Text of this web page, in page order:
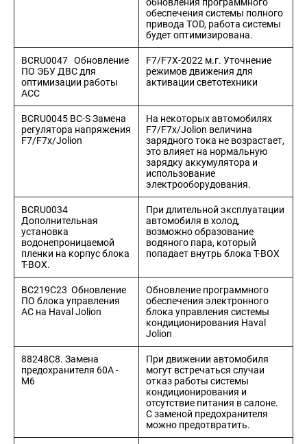
обеспечения системы полного
привода TOD, работа системы
будет оптимизирована.
BCRU0047 Обновление
ПО ЭБУ ДВС для
оптимизации работы
ACC
F7/F7X-2022 м.г. Уточнение
режимов движения для
активации светотехники
BCRU0045 BC-S Замена
регулятора напряжения
F7/F7x/Jolion
На некоторых автомобилях
F7/F7x/Jolion величина
зарядного тока не возрастает,
это влияет на нормальную
зарядку аккумулятора и
использование
электрооборудования.
BCRU0034
Дополнительная
установка
водонепроницаемой
пленки на корпус блока
T-BOX.
При длительной эксплуатации
автомобиля в холод,
возможно образование
водяного пара, который
попадает внутрь блока T-BOX
BC219C23 Обновление
ПО блока управления
АC на Haval Jolion
Обновление программного
обеспечения электронного
блока управления системы
кондиционирования Haval
Jolion
88248С8. Замена
предохранителя 60А -
M6
При движении автомобиля
могут встречаться случаи
отказ работы системы
кондиционирования и
отсутствие питания в салоне.
С заменой предохранителя
можно предотвратить.